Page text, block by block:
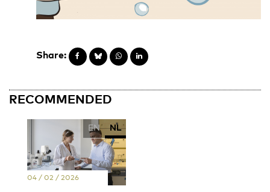
Share:
RECOMMENDED
EN NL
04 / 02 / 2026